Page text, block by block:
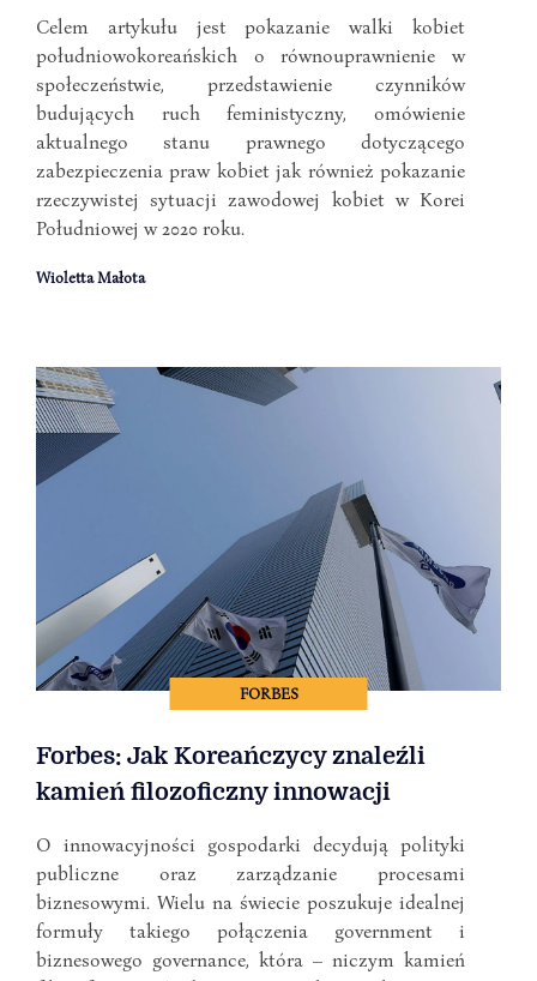
Celem artykułu jest pokazanie walki kobiet
południowokoreańskich o równouprawnienie w
społeczeństwie, przedstawienie czynników
budujących ruch feministyczny, omówienie
aktualnego stanu prawnego dotyczącego
zabezpieczenia praw kobiet jak również pokazanie
rzeczywistej sytuacji zawodowej kobiet w Korei
Południowej w 2020 roku.
Wioletta Małota
FORBES
Forbes: Jak Koreańczycy znaleźli
kamień filozoficzny innowacji
O innowacyjności gospodarki decydują polityki
publiczne oraz zarządzanie procesami
biznesowymi. Wielu na świecie poszukuje idealnej
formuły takiego połączenia government i
biznesowego governance, która – niczym kamień